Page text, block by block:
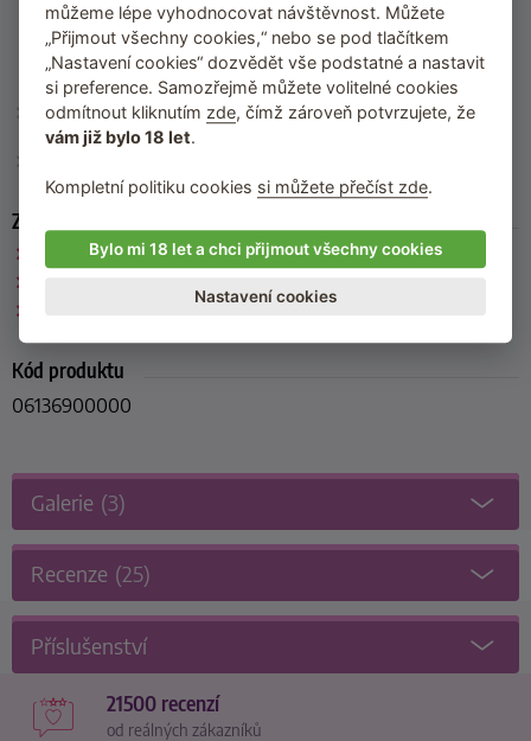
Phenoxyethanol, Sodium Hyaluronate, Nasturtium Officinale
Flower/Leaf Extract, Chlorella Vulgaris/Lupinus Albus Protein
Ferment, Zinc PCA, Citric Acid, Parfum (Fragrance),
Ethylhexylglycerin, Sodium Benzoate, Potassium Sorbate
Skladování: Uchovávejte při pokojové teplotě v originálním
obalu.
Zařazeno
Kód produktu
06136900000
Galerie (3)
Recenze (25)
Příslušenství
21500 recenzí
od reálných zákazníků
můžeme lépe vyhodnocovat návštěvnost. Můžete
„Přijmout všechny cookies,“ nebo se pod tlačítkem
„Nastavení cookies“ dozvědět vše podstatné a nastavit
si preference. Samozřejmě můžete volitelné cookies
odmítnout kliknutím zde, čímž zároveň potvrzujete, že
vám již bylo 18 let.
Kompletní politiku cookies si můžete přečíst zde.
Bylo mi 18 let a chci přijmout všechny cookies
Nastavení cookies